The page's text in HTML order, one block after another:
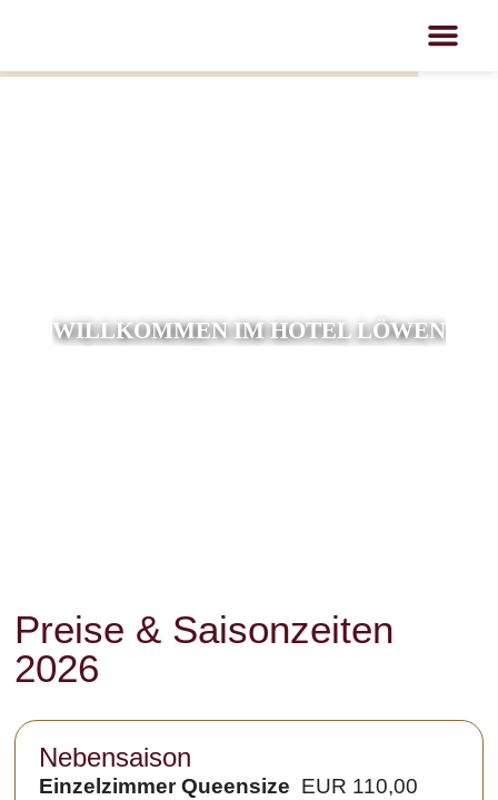
WILLKOMMEN IM HOTEL LÖWEN
Preise & Saisonzeiten
2026
Nebensaison
Einzelzimmer Queensize EUR 110,00